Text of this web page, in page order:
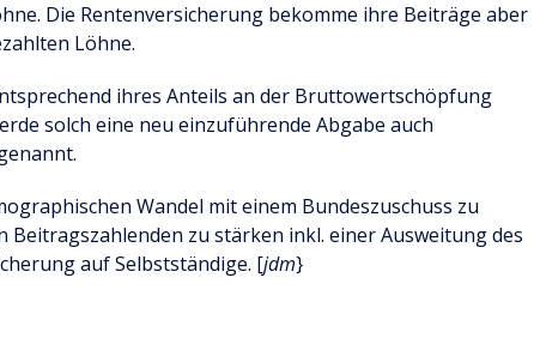
Die Rentenversicherung bekomme ihre Beiträge aber
Löhne.
ihres Anteils an der Bruttowertschöpfung
solch eine neu einzuführende Abgabe auch
Wandel mit einem Bundeszuschuss zu
Beitragszahlenden zu stärken inkl. einer Ausweitung des
auf Selbstständige. [jdm}